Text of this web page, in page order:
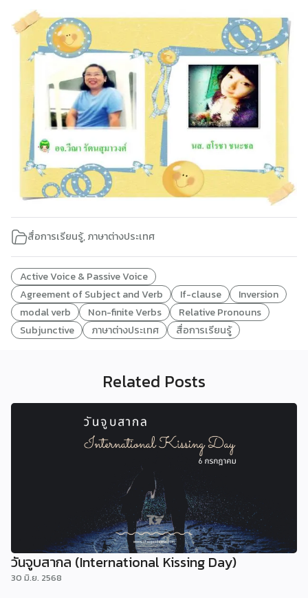
สื่อการเรียนรู้,ภาษาต่างประเทศ
Active Voice & Passive Voice
Agreement of Subject and Verb
If-clause
Inversion
modal verb
Non-finite Verbs
Relative Pronouns
Subjunctive
ภาษาต่างประเทศ สื่อการเรียนรู้
Related Posts
วันจูบสากล (International Kissing Day)
30 มิ.ย. 2568